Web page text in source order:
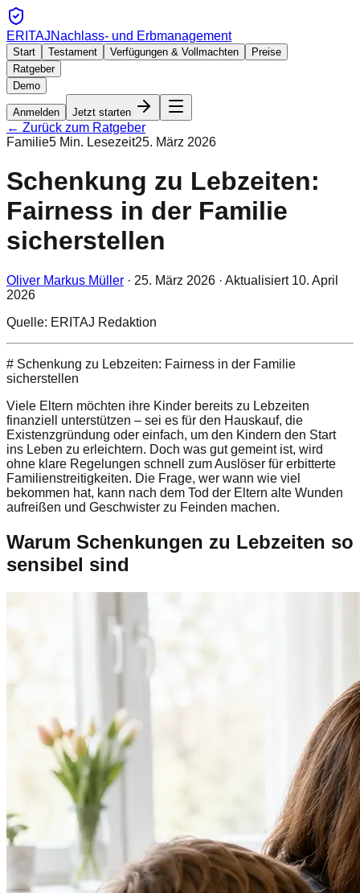
ERITAJNachlass- und Erbmanagement
Start Testament Verfügungen & Vollmachten
Preise
Ratgeber
Demo
Anmelden Jetzt starten
← Zurück zum Ratgeber
Familie5 Min. Lesezeit25. März 2026
Schenkung zu Lebzeiten:
Fairness in der Familie
sicherstellen
Oliver Markus Müller · 25. März 2026 · Aktualisiert 10. April
2026
Quelle: ERITAJ Redaktion
# Schenkung zu Lebzeiten: Fairness in der Familie
sicherstellen
Viele Eltern möchten ihre Kinder bereits zu Lebzeiten
finanziell unterstützen – sei es für den Hauskauf, die
Existenzgründung oder einfach, um den Kindern den Start
ins Leben zu erleichtern. Doch was gut gemeint ist, wird
ohne klare Regelungen schnell zum Auslöser für erbitterte
Familienstreitigkeiten. Die Frage, wer wann wie viel
bekommen hat, kann nach dem Tod der Eltern alte Wunden
aufreißen und Geschwister zu Feinden machen.
Warum Schenkungen zu Lebzeiten so
sensibel sind